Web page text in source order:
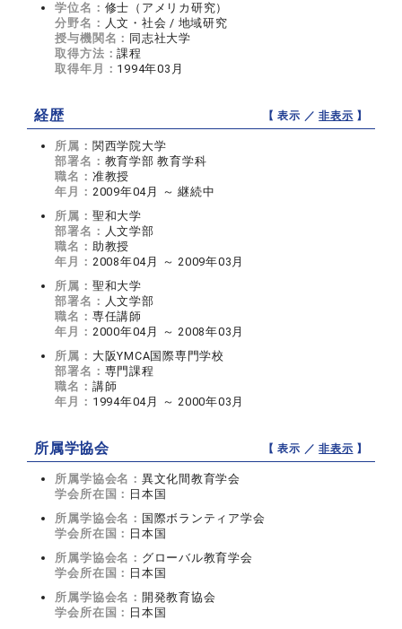
学位名： 修士（アメリカ研究）
分野名： 人文・社会 / 地域研究
授与機関名： 同志社大学
取得方法：課程
取得年月： 1994年03月
経歴 【 表示 ／非表示 】
所属： 関西学院大学
部署名： 教育学部 教育学科
職名： 准教授
年月： 2009年04月 ～ 継続中
所属： 聖和大学
部署名： 人文学部
職名： 助教授
年月： 2008年04月 ～ 2009年03月
所属： 聖和大学
部署名： 人文学部
職名： 専任講師
年月： 2000年04月 ～ 2008年03月
所属： 大阪YMCA国際専門学校
部署名： 専門課程
職名： 講師
年月： 1994年04月 ～ 2000年03月
所属学協会 【 表示 ／非表示 】
所属学協会名： 異文化間教育学会
学会所在国： 日本国
所属学協会名： 国際ボランティア学会
学会所在国： 日本国
所属学協会名： グローバル教育学会
学会所在国： 日本国
所属学協会名： 開発教育協会
学会所在国： 日本国